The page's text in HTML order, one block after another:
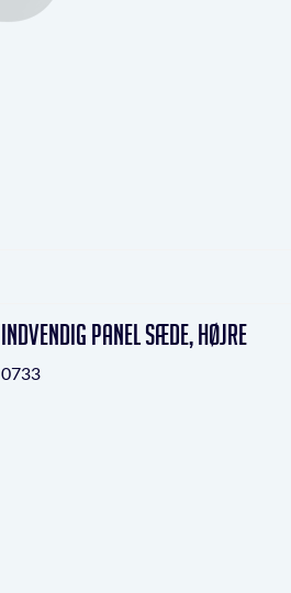
indvendig panel sæde, højre
0733